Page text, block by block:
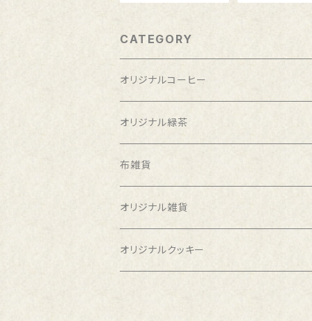
CATEGORY
オリジナルコーヒー
オリジナル緑茶
布雑貨
オリジナル雑貨
オリジナルクッキー